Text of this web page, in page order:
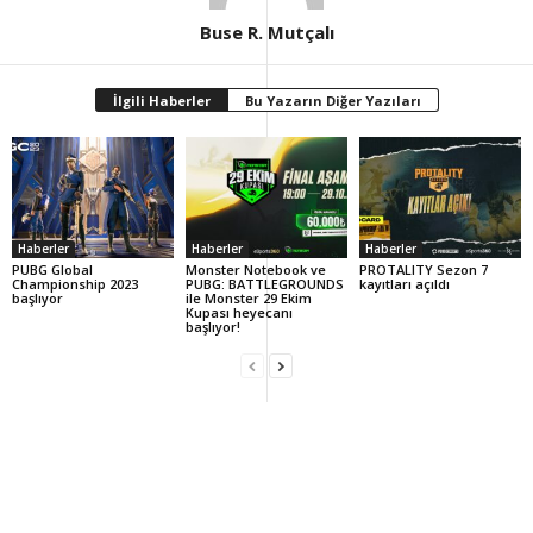
Buse R. Mutçalı
İlgili Haberler Bu Yazarın Diğer Yazıları
Haberler
PUBG Global
Championship 2023
başlıyor
Haberler
Monster Notebook ve
PUBG: BATTLEGROUNDS
ile Monster 29 Ekim
Kupası heyecanı
başlıyor!
Haberler
PROTALITY Sezon 7
kayıtları açıldı